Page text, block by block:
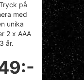
på
med
unika
2 x AAA
år.